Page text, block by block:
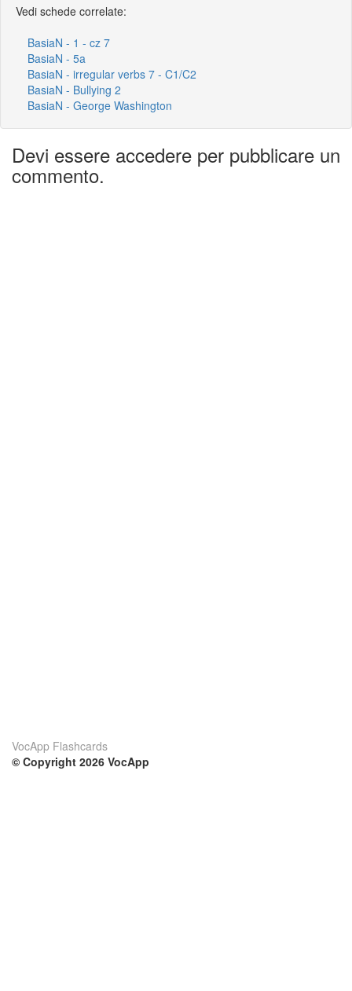
Vedi schede correlate:
BasiaN - 1 - cz 7
BasiaN - 5a
BasiaN - irregular verbs 7 - C1/C2
BasiaN - Bullying 2
BasiaN - George Washington
Devi essere accedere per pubblicare un
commento.
VocApp Flashcards
© Copyright 2026 VocApp